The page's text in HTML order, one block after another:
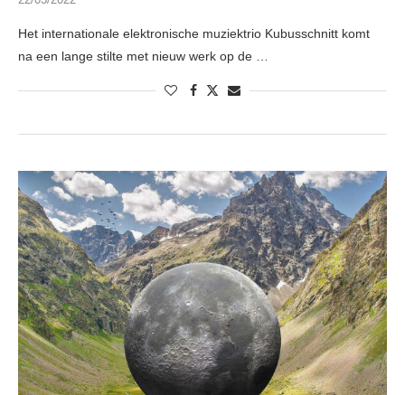
Het internationale elektronische muziektrio Kubusschnitt komt
na een lange stilte met nieuw werk op de …